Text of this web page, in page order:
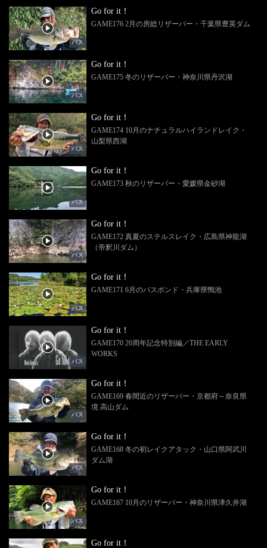
バス
Go for it！
GAME176 2月の房総リザーバー・千葉県豊英ダム
バス
Go for it！
GAME175 冬のリザーバー・神奈川県丹沢湖
バス
Go for it！
GAME174 10月のナチュラルハイランドレイク・
山梨県西湖
バス
Go for it！
GAME173 秋のリザーバー・愛媛県金砂湖
バス
Go for it！
GAME172 真夏のステルスレイク・広島県神龍湖
（帝釈川ダム）
バス
Go for it！
GAME171 6月のバスポンド・兵庫県鴨池
バス
Go for it！
GAME170 20周年記念特別編／THE EARLY
WORKS
バス
Go for it！
GAME169 春間近のリザーバー・京都府～奈良県
境 高山ダム
バス
Go for it！
GAME168 冬の初レイクアタック・山口県阿武川
ダム湖
バス
Go for it！
GAME167 10月のリザーバー・神奈川県津久井湖
Go for it！